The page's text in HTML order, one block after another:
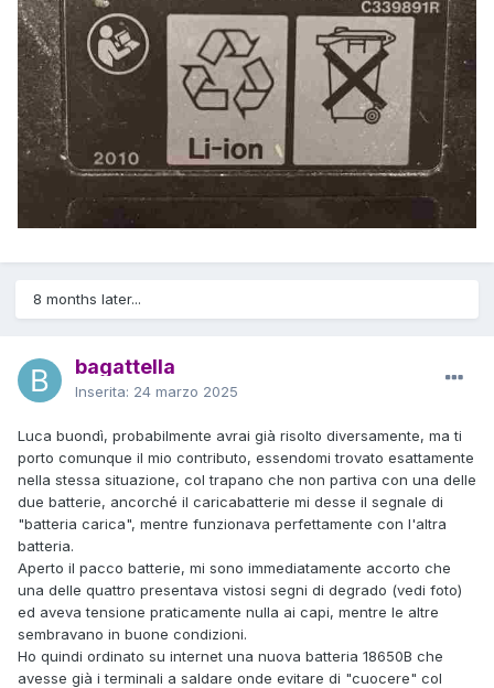
8 months later...
bagattella
Inserita: 24 marzo 2025
Luca buondì, probabilmente avrai già risolto diversamente, ma ti
porto comunque il mio contributo, essendomi trovato esattamente
nella stessa situazione, col trapano che non partiva con una delle
due batterie, ancorché il caricabatterie mi desse il segnale di
"batteria carica", mentre funzionava perfettamente con l'altra
batteria.
Aperto il pacco batterie, mi sono immediatamente accorto che
una delle quattro presentava vistosi segni di degrado (vedi foto)
ed aveva tensione praticamente nulla ai capi, mentre le altre
sembravano in buone condizioni.
Ho quindi ordinato su internet una nuova batteria 18650B che
avesse già i terminali a saldare onde evitare di "cuocere" col